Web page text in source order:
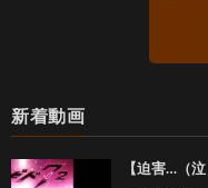
新着動画
【迫害…（